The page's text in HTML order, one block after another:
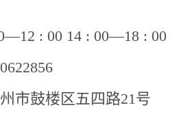
: 00 14 : 00—18 : 00
市鼓楼区五四路21号